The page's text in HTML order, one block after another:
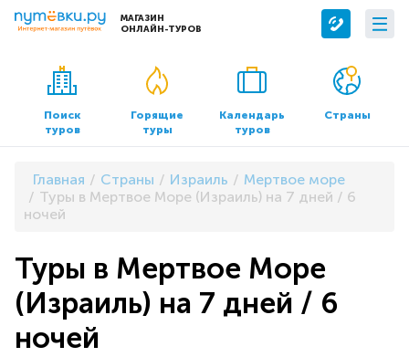
МАГАЗИН
ОНЛАЙН-ТУРОВ
Сервисы
Бронирование отелей
Трансфер
О компании
О нас
Контакты
Документы и реквизиты
Поиск
туров
Горящие
туры
Календарь
туров
Страны
Главная Страны Израиль
Мертвое море
Туры в Мертвое Море (Израиль) на 7 дней / 6
ночей
Туры в Мертвое Море
(Израиль) на 7 дней / 6
ночей